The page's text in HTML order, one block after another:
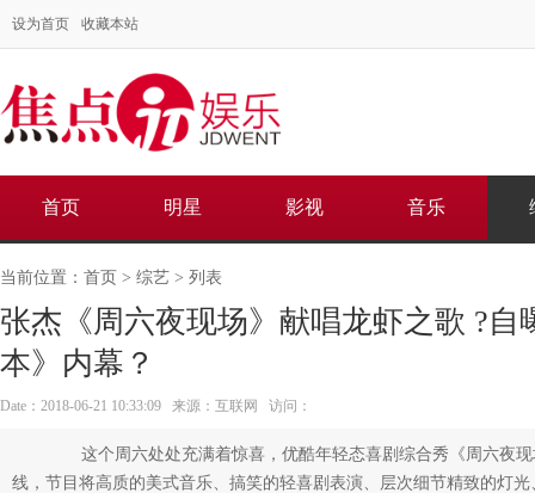
设为首页 收藏本站
首页 明星 影视 音乐
当前位置： 首页 > 综艺 > 列表
张杰《周六夜现场》献唱龙虾之歌 ?自
本》内幕？
Date：2018-06-21 10:33:09 来源：互联网 访问：
这个周六处处充满着惊喜，优酷年轻态喜剧综合秀《周六夜现
线，节目将高质的美式音乐、搞笑的轻喜剧表演、层次细节精致的灯